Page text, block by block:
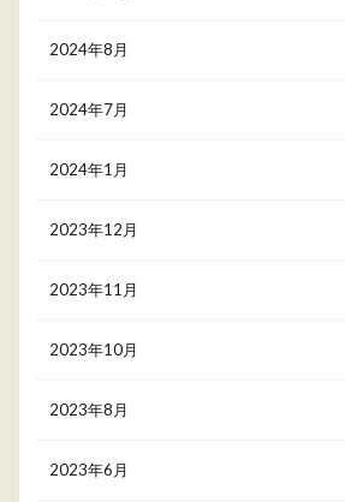
2024年8月
2024年7月
2024年1月
2023年12月
2023年11月
2023年10月
2023年8月
2023年6月